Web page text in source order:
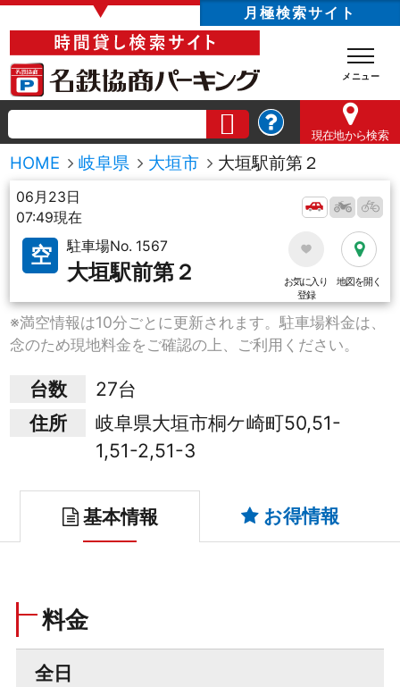
▼ 月極検索サイト
現在地から検索
HOME 岐阜県 大垣市 大垣駅前第２
06月23日
07:49現在
空 駐車場No. 1567
大垣駅前第２
お気に入り
登録
地図を開く
※満空情報は10分ごとに更新されます。駐車場料金は、
念のため現地料金をご確認の上、ご利用ください。
台数
27台
住所
岐阜県大垣市桐ケ崎町50,51-
1,51-2,51-3
基本情報 お得情報
料金
全日